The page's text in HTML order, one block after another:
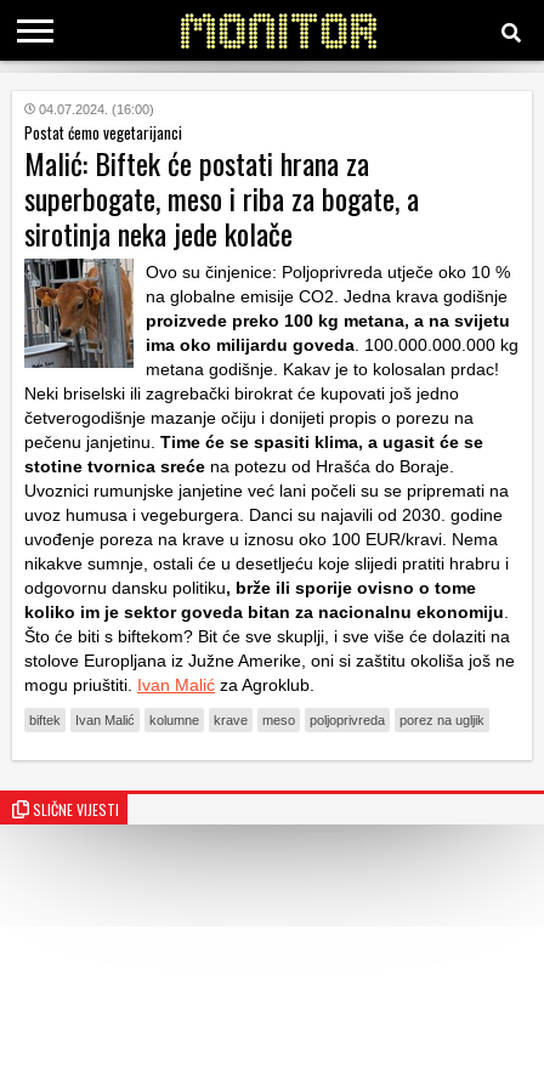
KATEGORIJE
HRVATSKI
WEB
04.07.2024. (16:00)
Postat ćemo vegetarijanci
Malić: Biftek će postati hrana za
superbogate, meso i riba za bogate, a
sirotinja neka jede kolače
Ovo su činjenice: Poljoprivreda utječe oko 10 %
na globalne emisije CO2. Jedna krava godišnje
proizvede preko 100 kg metana, a na svijetu
ima oko milijardu goveda . 100.000.000.000 kg
metana godišnje. Kakav je to kolosalan prdac!
Neki briselski ili zagrebački birokrat će kupovati još jedno
četverogodišnje mazanje očiju i donijeti propis o porezu na
pečenu janjetinu. Time će se spasiti klima, a ugasit će se
stotine tvornica sreće na potezu od Hrašća do Boraje.
Uvoznici rumunjske janjetine već lani počeli su se pripremati na
uvoz humusa i vegeburgera. Danci su najavili od 2030. godine
uvođenje poreza na krave u iznosu oko 100 EUR/kravi. Nema
nikakve sumnje, ostali će u desetljeću koje slijedi pratiti hrabru i
odgovornu dansku politiku, brže ili sporije ovisno o tome
koliko im je sektor goveda bitan za nacionalnu ekonomiju
Što će biti s biftekom? Bit će sve skuplji, i sve više će dolaziti na
stolove Europljana iz Južne Amerike, oni si zaštitu okoliša još ne
mogu priuštiti. Ivan Malić za Agroklub.
biftek Ivan Malić kolumne krave meso poljoprivreda porez na ugljik
SLIČNE VIJESTI